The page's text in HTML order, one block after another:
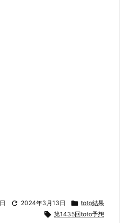
 2024年3月13日  toto結果
 第1435回toto予想